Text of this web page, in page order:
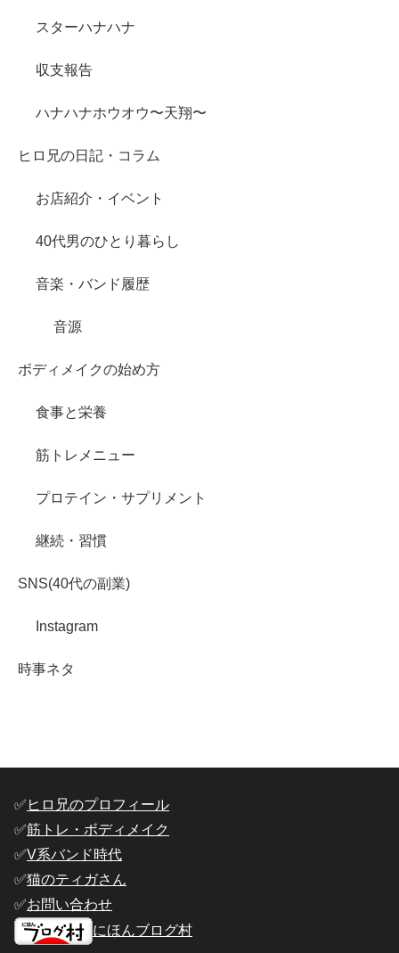
スターハナハナ
収支報告
ハナハナホウオウ〜天翔〜
ヒロ兄の日記・コラム
お店紹介・イベント
40代男のひとり暮らし
音楽・バンド履歴
音源
ボディメイクの始め方
食事と栄養
筋トレメニュー
プロテイン・サプリメント
継続・習慣
SNS(40代の副業)
Instagram
時事ネタ
✅️ ヒロ兄のプロフィール
✅️筋トレ・ボディメイク
✅️V系バンド時代
✅️猫のティガさん
✅️お問い合わせ
にほんブログ村